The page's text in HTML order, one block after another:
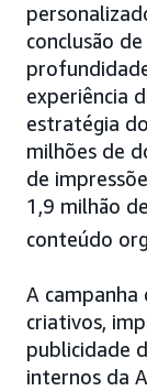
conclusão
experiência
estratégia
milhões de
de
1,9 milhão
conteúdo
A campanha
criativos,
publicidade
internos da